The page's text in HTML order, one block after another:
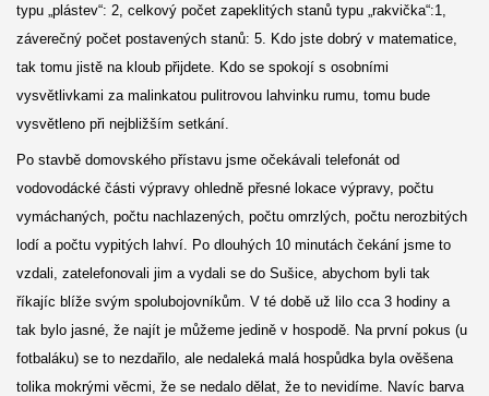
typu „plástev“: 2, celkový počet zapeklitých stanů typu „rakvička“:1,
záverečný počet postavených stanů: 5. Kdo jste dobrý v matematice,
tak tomu jistě na kloub přijdete. Kdo se spokojí s osobními
vysvětlivkami za malinkatou pulitrovou lahvinku rumu, tomu bude
vysvětleno při nejbližším setkání.
Po stavbě domovského přístavu jsme očekávali telefonát od
vodovodácké části výpravy ohledně přesné lokace výpravy, počtu
vymáchaných, počtu nachlazených, počtu omrzlých, počtu nerozbitých
lodí a počtu vypitých lahví. Po dlouhých 10 minutách čekání jsme to
vzdali, zatelefonovali jim a vydali se do Sušice, abychom byli tak
říkajíc blíže svým spolubojovníkům. V té době už lilo cca 3 hodiny a
tak bylo jasné, že najít je můžeme jedině v hospodě. Na první pokus (u
fotbaláku) se to nezdařilo, ale nedaleká malá hospůdka byla ověšena
tolika mokrými věcmi, že se nedalo dělat, že to nevidíme. Navíc barva